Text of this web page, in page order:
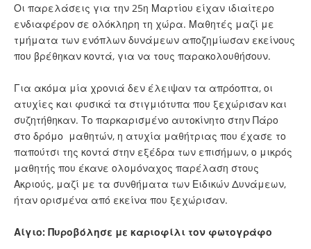
Οι παρελάσεις για την 25η Μαρτίου είχαν ιδιαίτερο
ενδιαφέρον σε ολόκληρη τη χώρα. Μαθητές μαζί με
τμήματα των ενόπλων δυνάμεων αποζημίωσαν εκείνους
που βρέθηκαν κοντά, για να τους παρακολουθήσουν.
Για ακόμα μία χρονιά δεν έλειψαν τα απρόοπτα, οι
ατυχίες και φυσικά τα στιγμιότυπα που ξεχώρισαν και
συζητήθηκαν. Το παρκαρισμένο αυτοκίνητο στην Πάρο
στο δρόμο μαθητών, η ατυχία μαθήτριας που έχασε το
παπούτσι της κοντά στην εξέδρα των επισήμων, ο μικρός
μαθητής που έκανε ολομόναχος παρέλαση στους
Ακριούς, μαζί με τα συνθήματα των Ειδικών Δυνάμεων,
ήταν ορισμένα από εκείνα που ξεχώρισαν.
Αίγιο: Πυροβόλησε με καριοφίλι τον φωτογράφο